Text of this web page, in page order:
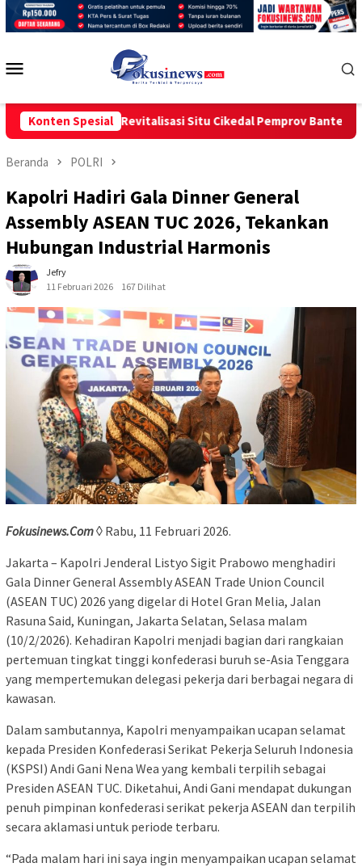
Loncat
Konten Spesial
Proyek Revitalisasi Situ Cikedal Pemprov Banten Dituding
Beranda POLRI
Kapolri Hadiri Gala Dinner General
Assembly ASEAN TUC 2026, Tekankan
Hubungan Industrial Harmonis
Jefry
11 Februari 2026
167 Dilihat
Fokusinews.Com◊ Rabu, 11 Februari 2026.
Jakarta – Kapolri Jenderal Listyo Sigit Prabowo menghadiri
Gala Dinner General Assembly ASEAN Trade Union Council
(ASEAN TUC) 2026 yang digelar di Hotel Gran Melia, Jalan
Rasuna Said, Kuningan, Jakarta Selatan, Selasa malam
(10/2/2026). Kehadiran Kapolri menjadi bagian dari rangkaian
pertemuan tingkat tinggi konfederasi buruh se-Asia Tenggara
yang mempertemukan delegasi pekerja dari berbagai negara di
kawasan.
Dalam sambutannya, Kapolri menyampaikan ucapan selamat
kepada Presiden Konfederasi Serikat Pekerja Seluruh Indonesia
(KSPSI) Andi Gani Nena Wea yang kembali terpilih sebagai
Presiden ASEAN TUC. Diketahui, Andi Gani mendapat dukungan
penuh pimpinan konfederasi serikat pekerja ASEAN dan terpilih
secara aklamasi untuk periode terbaru.
“Pada malam hari ini saya ingin menyampaikan ucapan selamat